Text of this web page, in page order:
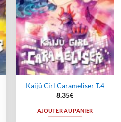
Kaijû Girl Carameliser T.4
8,35€
AJOUTER AU PANIER